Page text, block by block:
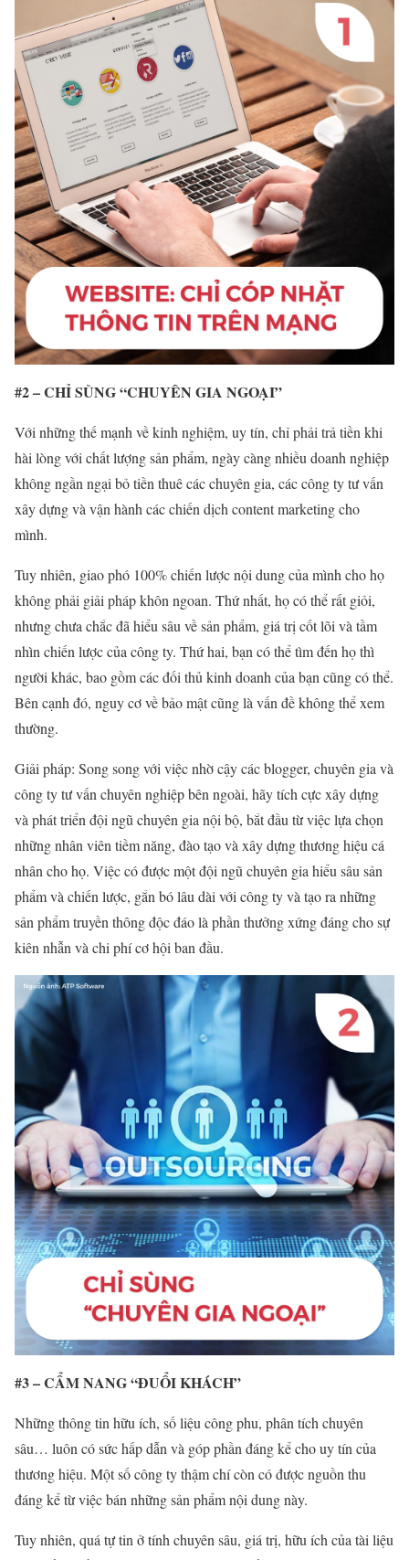
#2 – CHỈ SÙNG “CHUYÊN GIA NGOẠI”
Với những thế mạnh về kinh nghiệm, uy tín, chỉ phải trả tiền khi
hài lòng với chất lượng sản phẩm, ngày càng nhiều doanh nghiệp
không ngần ngại bỏ tiền thuê các chuyên gia, các công ty tư vấn
xây dựng và vận hành các chiến dịch content marketing cho
mình.
Tuy nhiên, giao phó 100% chiến lược nội dung của mình cho họ
không phải giải pháp khôn ngoan. Thứ nhất, họ có thể rất giỏi,
nhưng chưa chắc đã hiểu sâu về sản phẩm, giá trị cốt lõi và tầm
nhìn chiến lược của công ty. Thứ hai, bạn có thể tìm đến họ thì
người khác, bao gồm các đối thủ kinh doanh của bạn cũng có thể.
Bên cạnh đó, nguy cơ về bảo mật cũng là vấn đề không thể xem
thường.
Giải pháp: Song song với việc nhờ cậy các blogger, chuyên gia và
công ty tư vấn chuyên nghiệp bên ngoài, hãy tích cực xây dựng
và phát triển đội ngũ chuyên gia nội bộ, bắt đầu từ việc lựa chọn
những nhân viên tiềm năng, đào tạo và xây dựng thương hiệu cá
nhân cho họ. Việc có được một đội ngũ chuyên gia hiểu sâu sản
phẩm và chiến lược, gắn bó lâu dài với công ty và tạo ra những
sản phẩm truyền thông độc đáo là phần thưởng xứng đáng cho sự
kiên nhẫn và chi phí cơ hội ban đầu.
#3 – CẨM NANG “ĐUỔI KHÁCH”
Những thông tin hữu ích, số liệu công phu, phân tích chuyên
sâu… luôn có sức hấp dẫn và góp phần đáng kể cho uy tín của
thương hiệu. Một số công ty thậm chí còn có được nguồn thu
đáng kể từ việc bán những sản phẩm nội dung này.
Tuy nhiên, quá tự tin ở tính chuyên sâu, giá trị, hữu ích của tài liệu